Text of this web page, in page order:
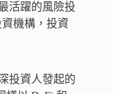
活躍的風險投
機構，投資
投資人發起的